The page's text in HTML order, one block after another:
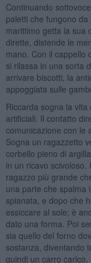
Continuando
paletti che fungono
marittimo getta la sua
dirette, distende le
mano. Con il cappello
si rilassa in una sorta
arrivare biscotti, la
appoggiata sulle
Riccarda sogna la
artificiali. Il contatto
comunicazione con le
Sogna un ragazzetto
corbello pieno di
in un ricavo
ragazzo più grande
una parte che spalma
spianata, e dopo che
essiccare al sole; è
dato una forma. Poi
sia quello del forno
sostanza, diventando
quindi un carro